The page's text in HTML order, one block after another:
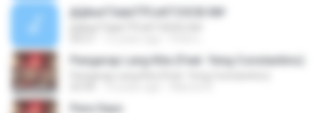
јЩйєиТЗаІиТЎСєКТЗЗСВ·Х№
Pangarap Lang Kita (Feat. Yeng Constantino)
Para Sayo